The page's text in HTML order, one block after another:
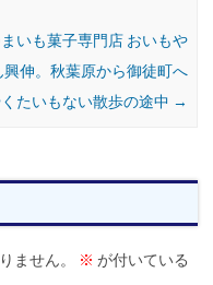
いも菓子専門店 おいもや
興伸。秋葉原から御徒町へ
たいもない散歩の途中 →
ません。 ※ が付いている